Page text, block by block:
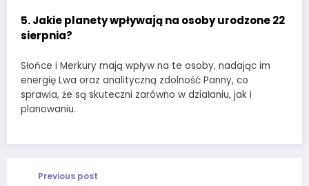
5. Jakie planety wpływają na osoby urodzone 22
sierpnia?
Słońce i Merkury mają wpływ na te osoby, nadając im
energię Lwa oraz analityczną zdolność Panny, co
sprawia, że są skuteczni zarówno w działaniu, jak i
planowaniu.
Previous post